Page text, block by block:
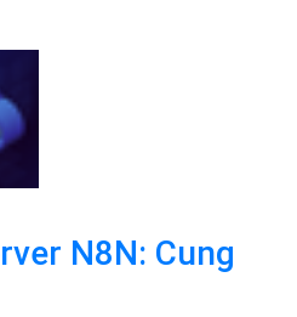
Lợi ích khi sử...